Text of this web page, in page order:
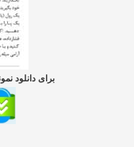
برای دانلود